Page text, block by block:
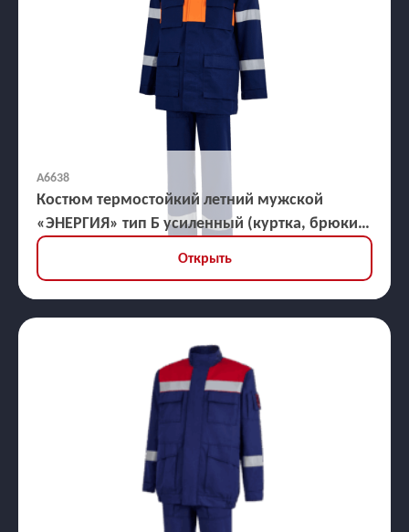
А6638
Костюм термостойкий летний мужской
«ЭНЕРГИЯ» тип Б усиленный (куртка, брюки),
ЗЭТВ 35,2 кал/кв.см
Открыть